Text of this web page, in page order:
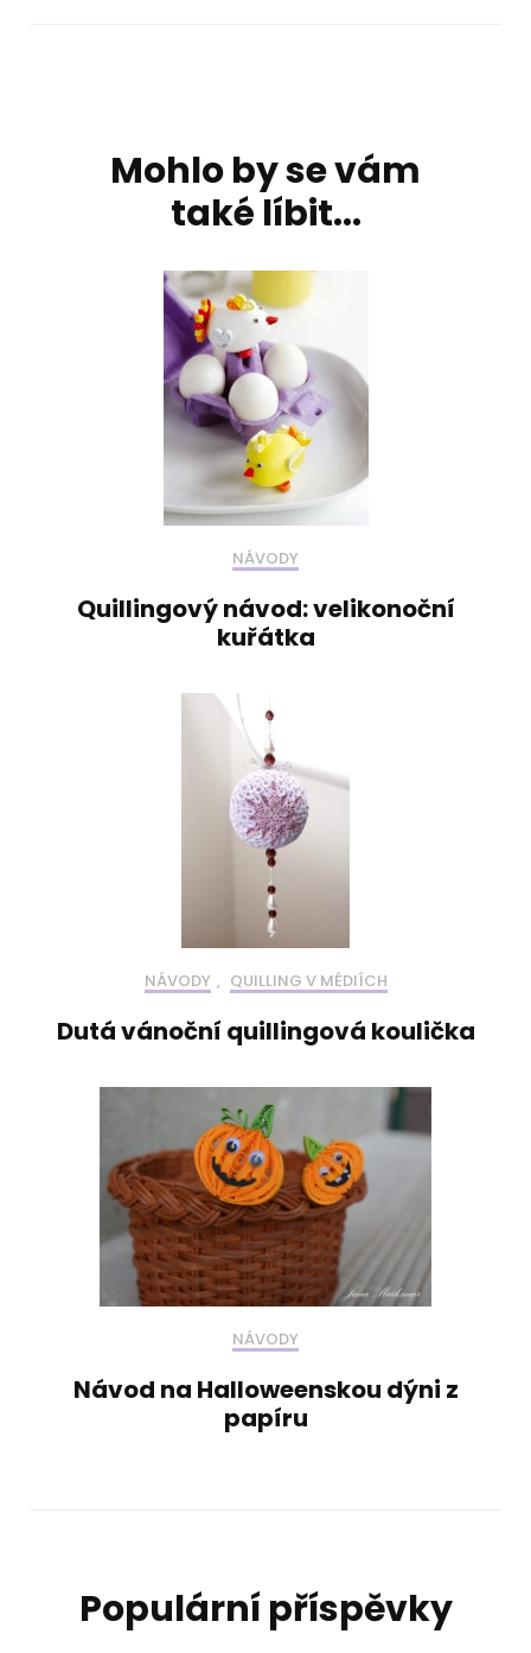
Mohlo by se vám
také líbit...
NÁVODY
Quillingový návod: velikonoční
kuřátka
NÁVODY , QUILLING V MÉDIÍCH
Dutá vánoční quillingová koulička
NÁVODY
Návod na Halloweenskou dýni z
papíru
Populární příspěvky